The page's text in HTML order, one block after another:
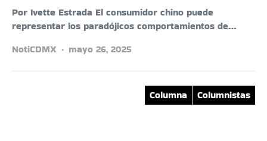
Por Ivette Estrada El consumidor chino puede
representar los paradójicos comportamientos de…
NotiCDMX
mayo 26, 2025
Columna Columnistas